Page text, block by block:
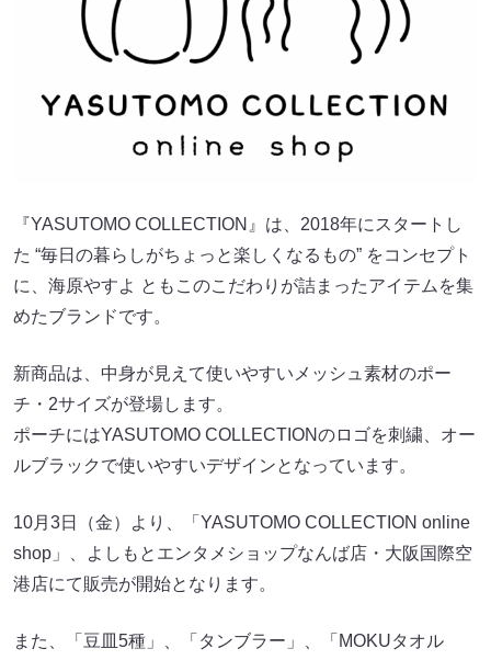
『YASUTOMO COLLECTION』は、2018年にスタートし
た “毎日の暮らしがちょっと楽しくなるもの” をコンセプト
に、海原やすよ ともこのこだわりが詰まったアイテムを集
めたブランドです。
新商品は、中身が見えて使いやすいメッシュ素材のポー
チ・2サイズが登場します。
ポーチにはYASUTOMO COLLECTIONのロゴを刺繍、オー
ルブラックで使いやすいデザインとなっています。
10月3日（金）より、「YASUTOMO COLLECTION online
shop」、よしもとエンタメショップなんば店・大阪国際空
港店にて販売が開始となります。
また、「豆皿5種」、「タンブラー」、「MOKUタオル